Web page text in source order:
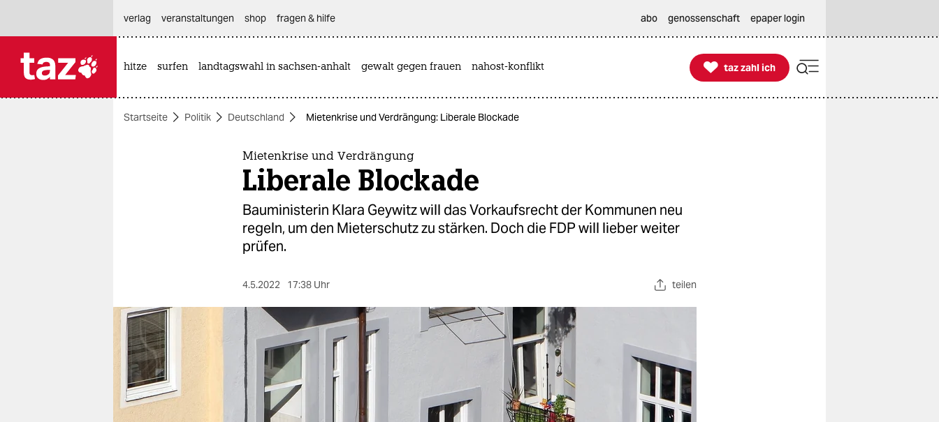
themen
berlin
nord
wahrheit
verlag
verlag
veranstaltungen shop fragen & hilfe abo genossenschaft epaper login
hitze surfen landtagswahl in sachsen-anhalt gewalt gegen frauen nahost-konflikt 
taz zahl ich
taz zahl ich
Startseite Politik Deutschland Mietenkrise und Verdrängung: Liberale Blockade
Mietenkrise und Verdrängung
Liberale Blockade
Bauministerin Klara Geywitz will das Vorkaufsrecht der Kommunen neu
regeln, um den Mieterschutz zu stärken. Doch die FDP will lieber weiter
prüfen.
4.5.2022 17:38 Uhr teilen